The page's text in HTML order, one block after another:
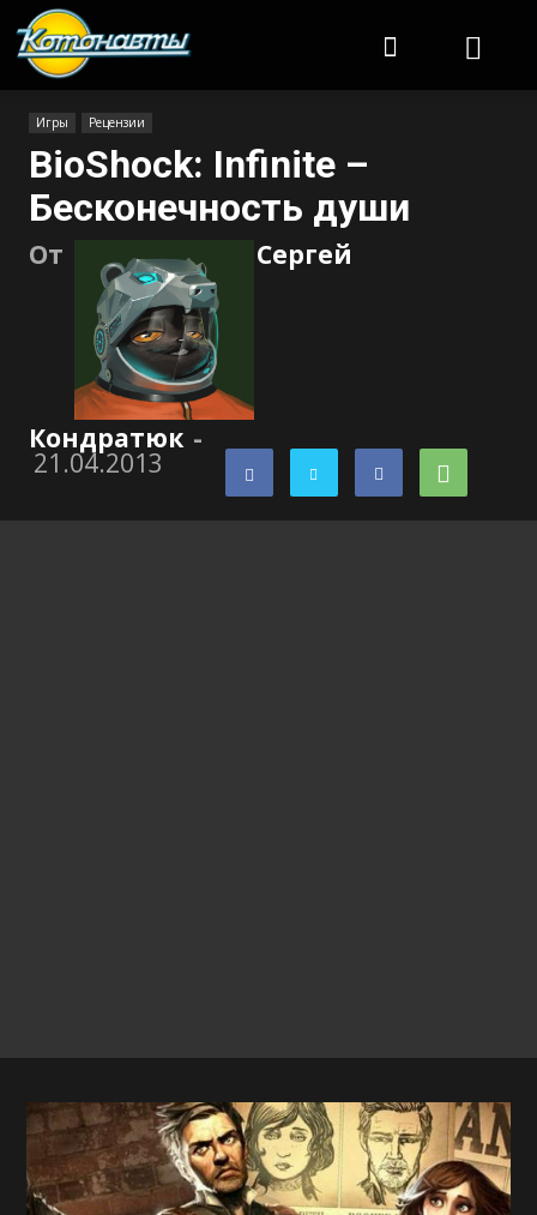
Игры Рецензии
BioShock: Infinite –
Бесконечность души
От Сергей
Кондратюк -
21.04.2013